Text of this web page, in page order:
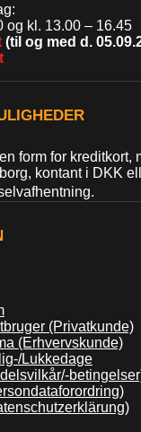
og kl. 13.00 – 16.45
(til og med d.
form for kreditkort,
kontant i DKK
(Privatkunde)
(Erhvervskunde)
Lukkedage